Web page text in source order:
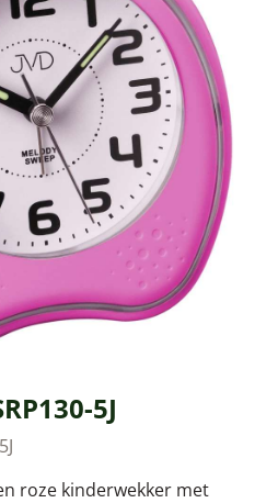
5J
roze kinderwekker met